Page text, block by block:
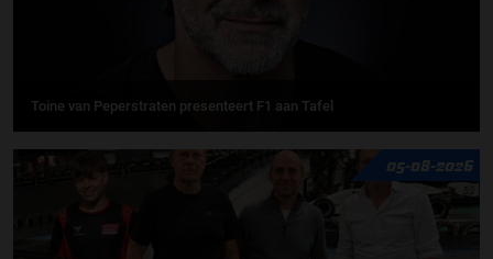
Toine van Peperstraten presenteert F1 aan Tafel
05-08-2026